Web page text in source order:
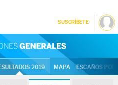
SUSCRÍBETE
2019 MAPA ESCAÑOS